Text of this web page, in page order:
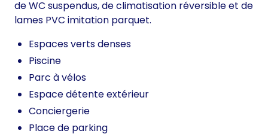
de WC suspendus, de climatisation réversible et de
lames PVC imitation parquet.
Espaces verts denses
Piscine
Parc à vélos
Espace détente extérieur
Conciergerie
Place de parking